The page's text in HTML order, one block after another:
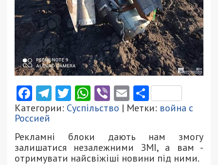
Facebook
Telegram
Twitter
WhatsApp
ViberEmail
Категории: Суспільство | Метки: война с
Россией
Рекламні блоки дають нам змогу
залишатися незалежними ЗМІ, а вам -
отримувати найсвіжіші новини під ними.